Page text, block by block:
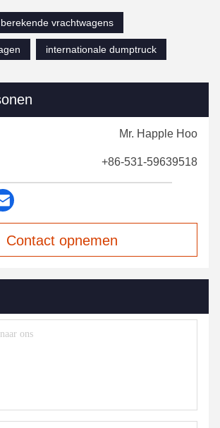
vrachtwagens
internationale dumptruck
Mr. Happle Hoo
+86-531-59639518
Contact opnemen